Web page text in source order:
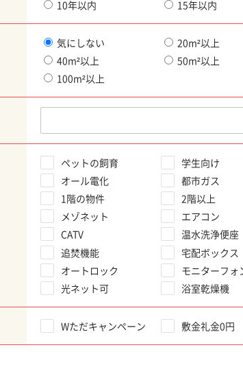
10年以内
15年以内
気にしない 20m²以上
40m²以上
50m²以上
100m²以上
ペットの飼育 学生向け
オール電化
都市ガス
1階の物件
2階以上
メゾネット
エアコン
CATV
温水洗浄便座
追焚機能
宅配ボックス
オートロック
モニターフォ
光ネット可
浴室乾燥機
Wただキャンペーン 敷金礼金0円